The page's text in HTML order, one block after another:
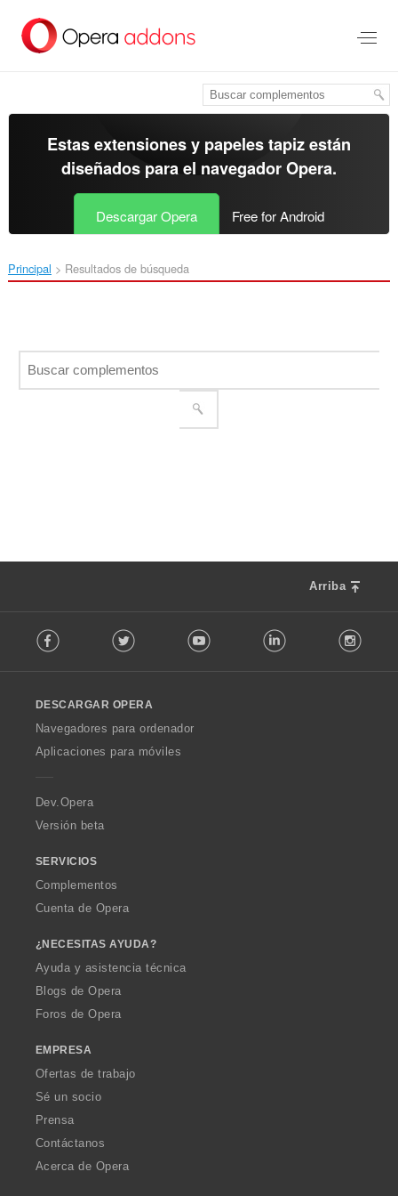
contenido
Estas extensiones y papeles tapiz están
diseñados para el navegador Opera.
Descargar Opera Free for Android
Principal Resultados de búsqueda
Arriba
o
w
O
p
a
Facebook Twitter Youtube LinkedIn
DESCARGAR OPERA
Navegadores para ordenador
Aplicaciones para móviles
Dev.Opera
Versión beta
SERVICIOS
Complementos
Cuenta de Opera
¿NECESITAS AYUDA?
Ayuda y asistencia técnica
Blogs de Opera
Foros de Opera
EMPRESA
Ofertas de trabajo
Sé un socio
Prensa
Contáctanos
Acerca de Opera